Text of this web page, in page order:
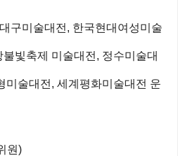
구미술대전, 한국현대여성미술
빛축제 미술대전, 정수미술대
미술대전, 세계평화미술대전 운
원)